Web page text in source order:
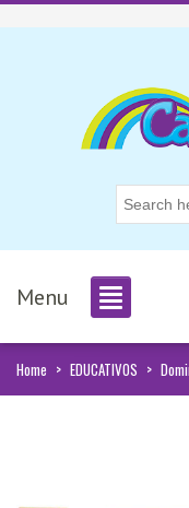
Menu
Home > EDUCATIVOS >